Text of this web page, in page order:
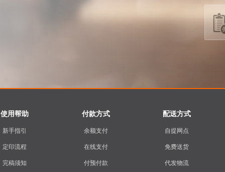
使用帮助
新手指引
定印流程
完稿须知
付款方式
余额支付
在线支付
付预付款
配送方式
自提网点
免费送货
代发物流